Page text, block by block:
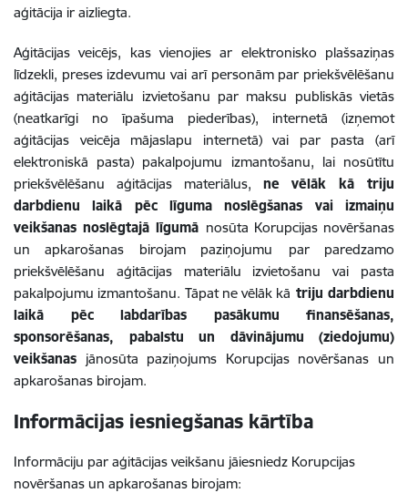
aģitācija ir aizliegta.
Aģitācijas veicējs, kas vienojies ar elektronisko plašsaziņas
līdzekli, preses izdevumu vai arī personām par priekšvēlēšanu
aģitācijas materiālu izvietošanu par maksu publiskās vietās
(neatkarīgi no īpašuma piederības), internetā (izņemot
aģitācijas veicēja mājaslapu internetā) vai par pasta (arī
elektroniskā pasta) pakalpojumu izmantošanu, lai nosūtītu
priekšvēlēšanu aģitācijas materiālus, ne vēlāk kā triju
darbdienu laikā pēc līguma noslēgšanas vai izmaiņu
veikšanas noslēgtajā līgumā nosūta Korupcijas novēršanas
un apkarošanas birojam paziņojumu
par paredzamo
priekšvēlēšanu aģitācijas materiālu izvietošanu vai pasta
pakalpojumu izmantošanu. Tāpat ne vēlāk kā triju darbdienu
laikā pēc labdarības pasākumu finansēšanas,
sponsorēšanas, pabalstu un dāvinājumu (ziedojumu)
veikšanas jānosūta paziņojums Korupcijas novēršanas un
apkarošanas birojam.
Informācijas iesniegšanas kārtība
Informāciju par aģitācijas veikšanu jāiesniedz Korupcijas
novēršanas un apkarošanas birojam: